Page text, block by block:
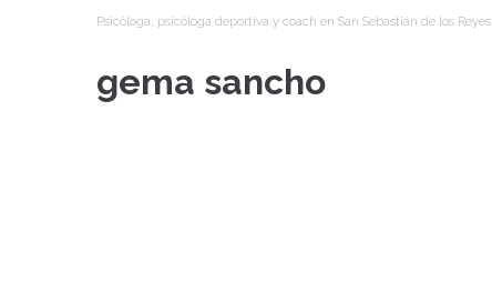
Psicóloga, psicóloga deportiva y coach en San Sebastián de los Reyes
gema sancho